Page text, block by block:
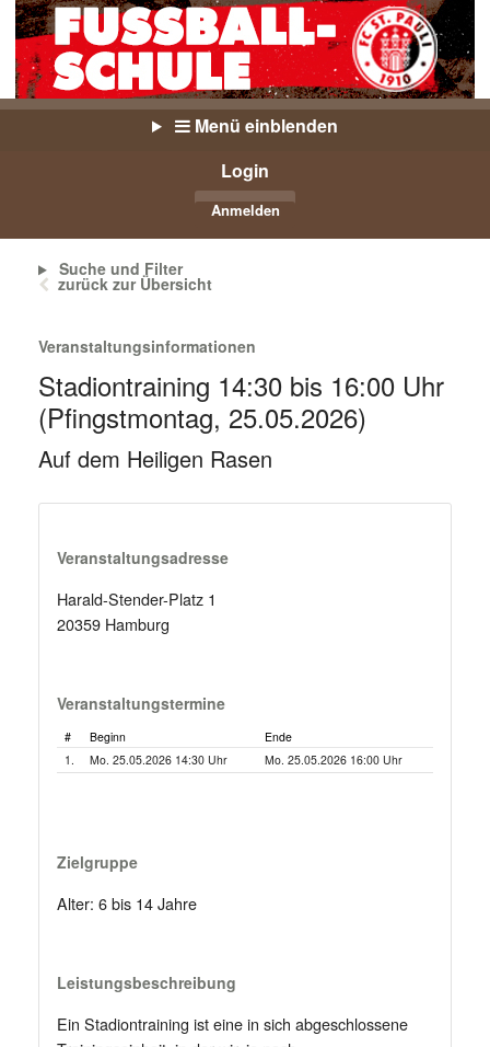
Menü einblenden
Login
Anmelden
Suche und Filter
zurück zur Übersicht
Veranstaltungsinformationen
Stadiontraining 14:30 bis 16:00 Uhr
(Pfingstmontag, 25.05.2026)
Auf dem Heiligen Rasen
Veranstaltungsadresse
Harald-Stender-Platz 1
20359 Hamburg
Veranstaltungstermine
# Beginn
Ende
1.
Mo. 25.05.2026 14:30 Uhr Mo. 25.05.2026 16:00 Uhr
Zielgruppe
Alter: 6 bis 14 Jahre
Leistungsbeschreibung
Ein Stadiontraining ist eine in sich abgeschlossene